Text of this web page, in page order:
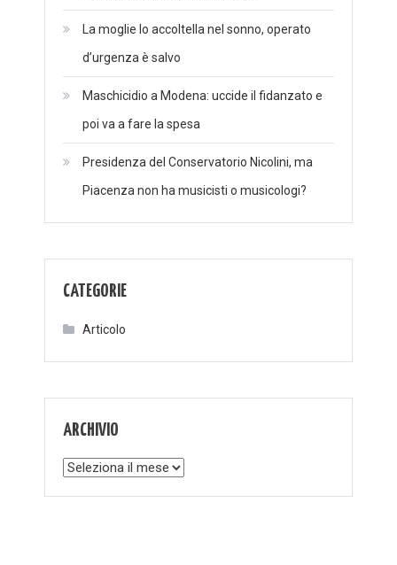
La moglie lo accoltella nel sonno, operato
d’urgenza è salvo
Maschicidio a Modena: uccide il fidanzato e
poi va a fare la spesa
Presidenza del Conservatorio Nicolini, ma
Piacenza non ha musicisti o musicologi?
CATEGORIE
Articolo
ARCHIVIO
Archivio